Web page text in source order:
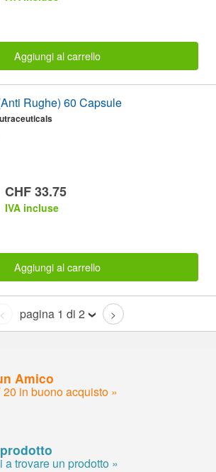
Aggiungi al carrello
Rughe) 60 Capsule
CHF 33.75
IVA incluse
Aggiungi al carrello
< pagina 1 di 2 >
Amico
in buono acquisto »
trovare un prodotto »